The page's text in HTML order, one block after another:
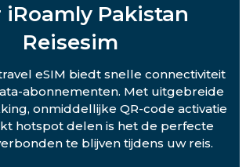
iRoamly Pakistan
Reisesim
eSIM biedt snelle connectiviteit
abonnementen. Met uitgebreide
onmiddellijke QR-code activatie
hotspot delen is het de perfecte
te blijven tijdens uw reis.